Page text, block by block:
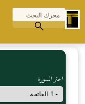
اختر السورة